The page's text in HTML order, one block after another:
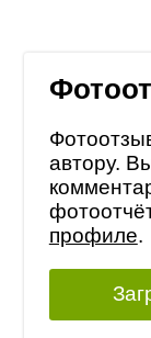
автору.
профиле.